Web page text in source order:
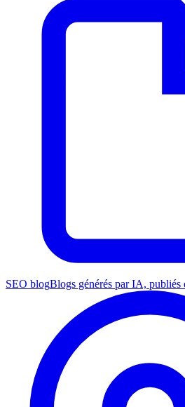
SEO blogBlogs générés par IA, publiés